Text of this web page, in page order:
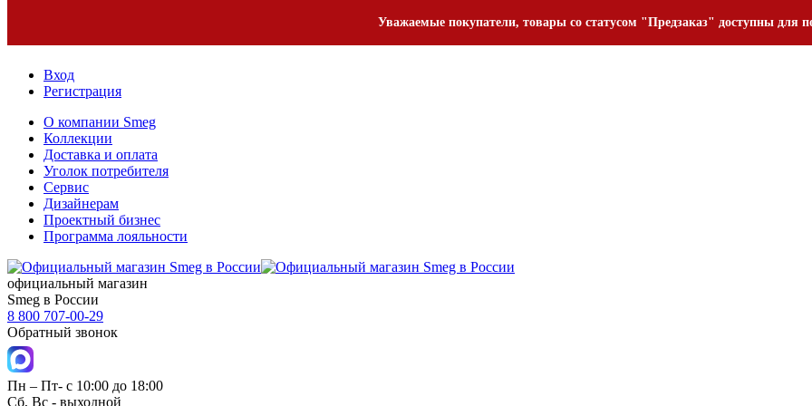
Уважаемые покупатели, товары со статусом "Предзаказ" доступны для
Вход
Регистрация
О компании Smeg
Коллекции
Доставка и оплата
Уголок потребителя
Сервис
Дизайнерам
Проектный бизнес
Программа лояльности
официальный магазин
Smeg в России
8 800 707-00-29
Обратный звонок
Пн – Пт- с 10:00 до 18:00
Сб, Вс - выходной